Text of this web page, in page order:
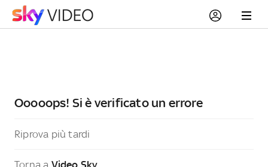
Ooooops! Si è verificato un errore
Riprova più tardi
Torna a Video Sky